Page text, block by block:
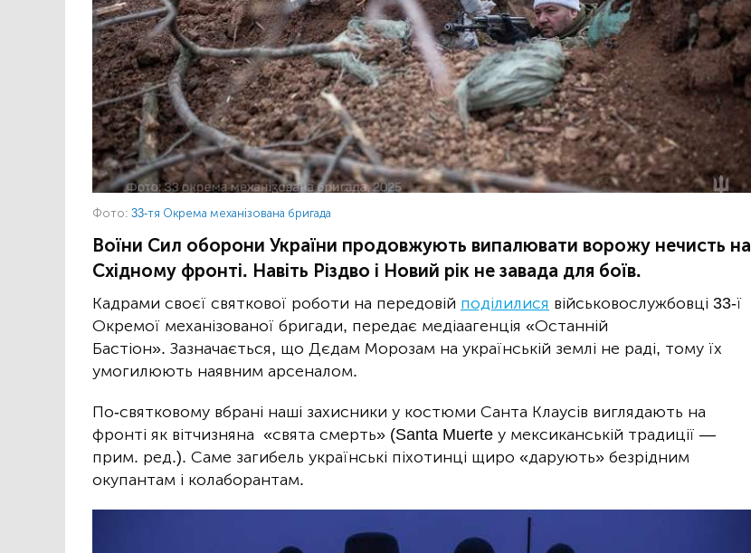
Фото: 33-тя Окрема механізована бригада
Воїни Сил оборони України продовжують випалювати ворожу нечисть на
Східному фронті. Навіть Різдво і Новий рік не завада для боїв.
Кадрами своєї святкової роботи на передовій поділилися військовослужбовці 33-ї
Окремої механізованої бригади, передає медіаагенція «Останній
Бастіон». Зазначається, що Дєдам Морозам на українській землі не раді, тому їх
умогилюють наявним арсеналом.
По-святковому вбрані наші захисники у костюми Санта Клаусів виглядають на
фронті як вітчизняна «свята смерть» (Santa Muerte у мексиканській традиції —
прим. ред.). Саме загибель українські піхотинці щиро «дарують» безрідним
окупантам і колаборантам.